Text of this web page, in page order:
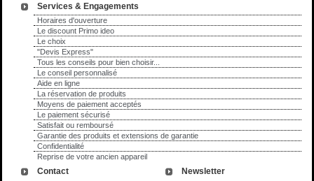
Services & Engagements
Horaires d'ouverture
Le discount Primo ideo
Le choix
"Devis Express"
Tous les conseils pour bien choisir...
Le conseil personnalisé
Aide en ligne
La réservation de produits
Moyens de paiement acceptés
Le paiement sécurisé
Satisfait ou remboursé
Garantie des produits et extensions de garantie
Confidentialité
Reprise de votre ancien appareil
Contact Newsletter